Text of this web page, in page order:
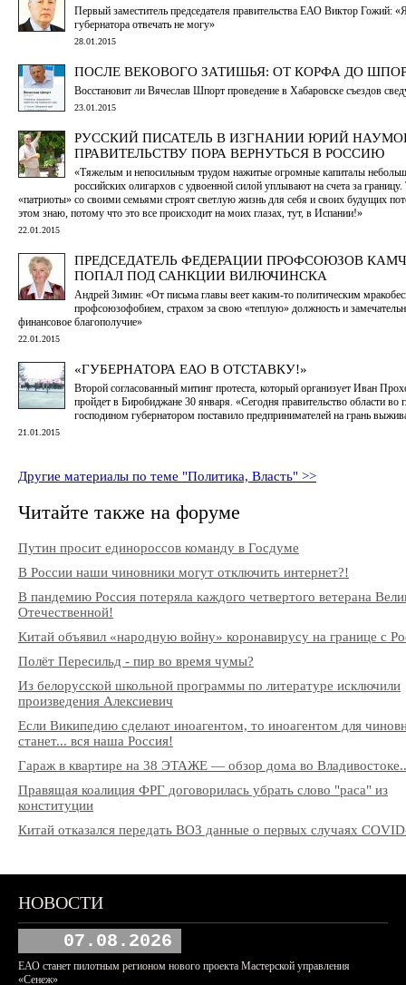
Первый заместитель председателя правительства ЕАО Виктор Гожий:
губернатора отвечать не могу»
28.01.2015
ПОСЛЕ ВЕКОВОГО ЗАТИШЬЯ: ОТ КОРФА ДО
Восстановит ли Вячеслав Шпорт проведение в Хабаровске съездов
23.01.2015
РУССКИЙ ПИСАТЕЛЬ В ИЗГНАНИИ ЮРИЙ
ПРАВИТЕЛЬСТВУ ПОРА ВЕРНУТЬСЯ В РОССИЮ
«Тяжелым и непосильным трудом нажитые огромные капиталы
российских олигархов с удвоенной силой уплывают на счета за
«патриоты» со своими семьями строят светлую жизнь для себя и своих будущих
этом знаю, потому что это все происходит на моих глазах, тут, в Испании!»
22.01.2015
ПРЕДСЕДАТЕЛЬ ФЕДЕРАЦИИ ПРОФСОЮЗОВ
ПОПАЛ ПОД САНКЦИИ ВИЛЮЧИНСКА
Андрей Зимин: «От письма главы веет каким-то политическим
профсоюзофобием, страхом за свою «теплую» должность и
финансовое благополучие»
22.01.2015
«ГУБЕРНАТОРА ЕАО В ОТСТАВКУ!»
Второй согласованный митинг протеста, который организует Иван
пройдет в Биробиджане 30 января. «Сегодня правительство области во
господином губернатором поставило предпринимателей на грань
21.01.2015
Другие материалы по теме "Политика, Власть" >>
Читайте также на форуме
Путин просит единороссов команду в Госдуме
В России наши чиновники могут отключить интернет?!
В пандемию Россия потеряла каждого четвертого ветерана
Отечественной!
Китай объявил «народную войну» коронавирусу на границе с
Полёт Пересильд - пир во время чумы?
Из белорусской школьной программы по литературе исключили
произведения Алексиевич
Если Википедию сделают иноагентом, то иноагентом для
станет... вся наша Россия!
Гараж в квартире на 38 ЭТАЖЕ — обзор дома во
Правящая коалиция ФРГ договорилась убрать слово "раса" из
конституции
Китай отказался передать ВОЗ данные о первых случаях
НОВОСТИ
07.08.2026
ЕАО станет пилотным регионом нового проекта Мастерской управления
«Сенеж»